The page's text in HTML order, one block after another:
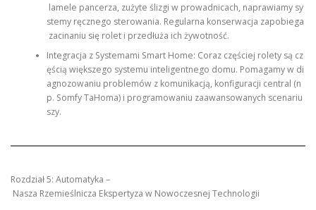
lamele pancerza, zużyte ślizgi w prowadnicach, naprawiamy sy
stemy ręcznego sterowania. Regularna konserwacja zapobiega
zacinaniu się rolet i przedłuża ich żywotność.
Integracja z Systemami Smart Home: Coraz częściej rolety są cz
ęścią większego systemu inteligentnego domu. Pomagamy w di
agnozowaniu problemów z komunikacją, konfiguracji central (n
p. Somfy TaHoma) i programowaniu zaawansowanych scenariu
szy.
Rozdział 5: Automatyka –
Nasza Rzemieślnicza Ekspertyza w Nowoczesnej Technologii